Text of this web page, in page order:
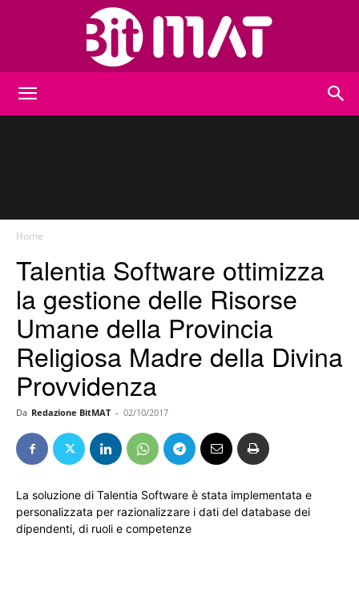
Home
Talentia Software ottimizza
la gestione delle Risorse
Umane della Provincia
Religiosa Madre della Divina
Provvidenza
Da Redazione BitMAT - 02/10/2017
La soluzione di Talentia Software è stata implementata e
personalizzata per razionalizzare i dati del database dei
dipendenti, di ruoli e competenze